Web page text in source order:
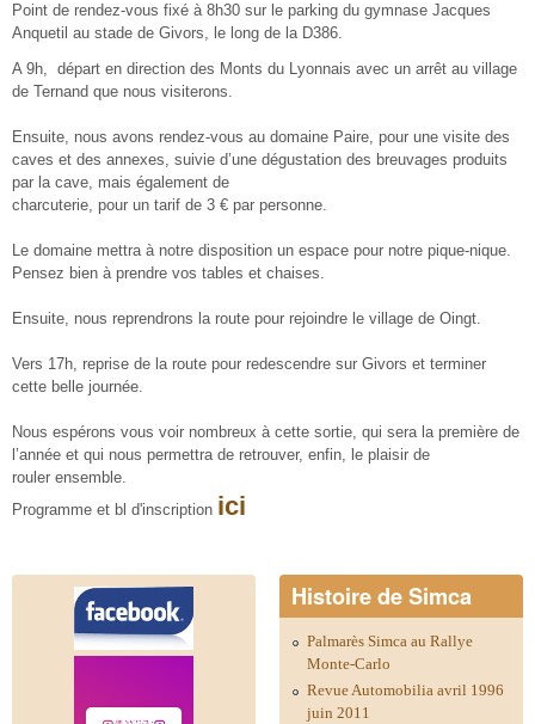
Point de rendez-vous fixé à 8h30 sur le parking du gymnase Jacques
Anquetil au stade de Givors, le long de la D386.
A 9h, départ en direction des Monts du Lyonnais avec un arrêt au village
de Ternand que nous visiterons.
Ensuite, nous avons rendez-vous au domaine Paire, pour une visite des
caves et des annexes, suivie d’une dégustation des breuvages produits
par la cave, mais également de
charcuterie, pour un tarif de 3 € par personne.
Le domaine mettra à notre disposition un espace pour notre pique-nique.
Pensez bien à prendre vos tables et chaises.
Ensuite, nous reprendrons la route pour rejoindre le village de Oingt.
Vers 17h, reprise de la route pour redescendre sur Givors et terminer
cette belle journée.
Nous espérons vous voir nombreux à cette sortie, qui sera la première de
l’année et qui nous permettra de retrouver, enfin, le plaisir de
rouler ensemble.
Programme et bl d'inscription ici
Histoire de Simca
Palmarès Simca au Rallye
Monte-Carlo
Revue Automobilia avril 1996
juin 2011